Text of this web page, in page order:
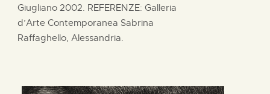
Giugliano 2002. REFERENZE: Galleria
d’Arte Contemporanea Sabrina
Raffaghello, Alessandria.